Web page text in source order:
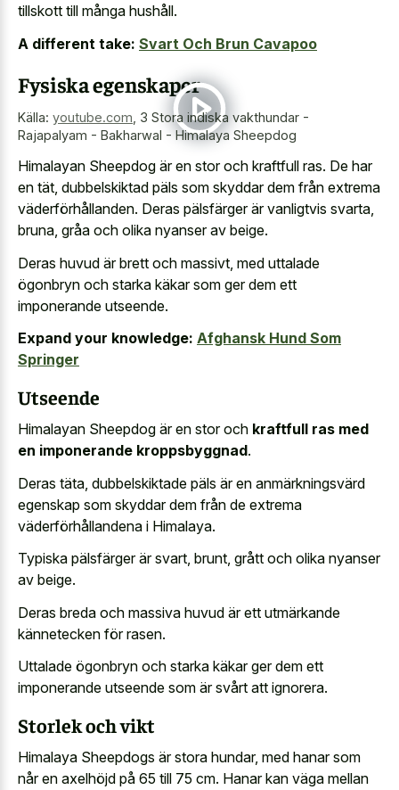
tillskott till många hushåll.
A different take: Svart Och Brun Cavapoo
Fysiska egenskaper
Källa: youtube.com 3 Stora indiska vakthundar -
Rajapalyam - Bakharwal - Himalaya Sheepdog
Himalayan Sheepdog är en stor och kraftfull ras. De har
en tät, dubbelskiktad päls som skyddar dem från extrema
väderförhållanden. Deras pälsfärger är vanligtvis svarta,
bruna, gråa och olika nyanser av beige.
Deras huvud är brett och massivt, med uttalade
ögonbryn och starka käkar som ger dem ett
imponerande utseende.
Expand your knowledge: Afghansk Hund Som
Springer
Utseende
Himalayan Sheepdog är en stor och kraftfull ras med
en imponerande kroppsbyggnad.
Deras täta, dubbelskiktade päls är en anmärkningsvärd
egenskap som skyddar dem från de extrema
väderförhållandena i Himalaya.
Typiska pälsfärger är svart, brunt, grått och olika nyanser
av beige.
Deras breda och massiva huvud är ett utmärkande
kännetecken för rasen.
Uttalade ögonbryn och starka käkar ger dem ett
imponerande utseende som är svårt att ignorera.
Storlek och vikt
Himalaya Sheepdogs är stora hundar, med hanar som
når en axelhöjd på 65 till 75 cm. Hanar kan väga mellan